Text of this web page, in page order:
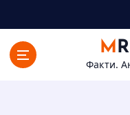
Факти.